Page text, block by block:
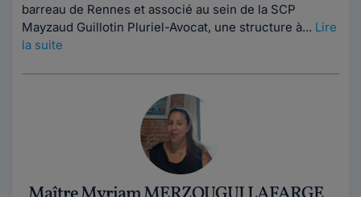
barreau de Rennes et associé au sein de la SCP
Mayzaud Guillotin Pluriel-Avocat, une structure à... Lire
la suite